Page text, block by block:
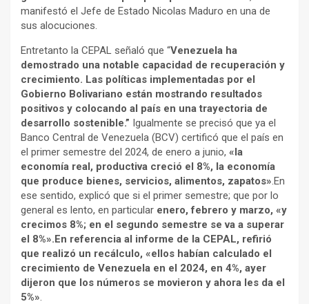
manifestó el Jefe de Estado Nicolas Maduro en una de
sus alocuciones.
Entretanto la CEPAL señaló que “Venezuela ha
demostrado una notable capacidad de recuperación y
crecimiento. Las políticas implementadas por el
Gobierno Bolivariano están mostrando resultados
positivos y colocando al país en una trayectoria de
desarrollo sostenible.” Igualmente se precisó que ya el
Banco Central de Venezuela (BCV) certificó que el país en
el primer semestre del 2024, de enero a junio, «la
economía real, productiva creció el 8%, la economía
que produce bienes, servicios, alimentos, zapatos» .En
ese sentido, explicó que si el primer semestre; que por lo
general es lento, en particular enero, febrero y marzo, «y
crecimos 8%; en el segundo semestre se va a superar
el 8%».En referencia al informe de la CEPAL, refirió
que realizó un recálculo, «ellos habían calculado el
crecimiento de Venezuela en el 2024, en 4%, ayer
dijeron que los números se movieron y ahora les da el
5%»